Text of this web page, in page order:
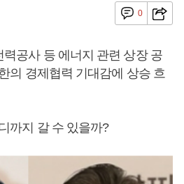
0
공사 등 에너지 관련 상장 공
의 경제협력 기대감에 상승 흐
까지 갈 수 있을까?